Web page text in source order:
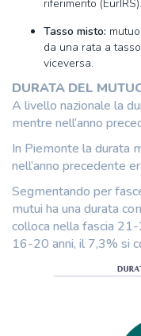
riferimento (EurIRS).
Tasso misto:
da una rata a
viceversa.
DURATA DEL
A livello nazionale la
mentre nell’anno
In Piemonte la durata
nell’anno precedente
Segmentando per
mutui ha una durata
colloca nella fascia
16-20 anni, il 7,3% si